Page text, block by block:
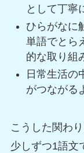
として丁寧
ひらがなに
単語でとら
的な取り組
日常生活の
がつながる
こうした関わ
少しずつ1語文